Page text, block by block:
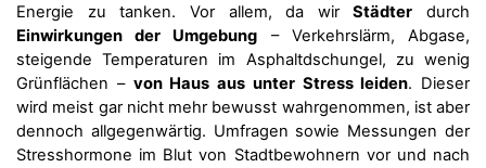
Energie zu tanken. Vor allem, da wirStädter durch
Einwirkungen der Umgebung – Verkehrslärm, Abgase,
steigende Temperaturen im Asphaltdschungel, zu wenig
Grünflächen – von Haus aus unter Stress leiden. Dieser
wird meist gar nicht mehr bewusst wahrgenommen, ist aber
dennoch allgegenwärtig. Umfragen sowie Messungen der
Stresshormone im Blut von Stadtbewohnern vor und nach